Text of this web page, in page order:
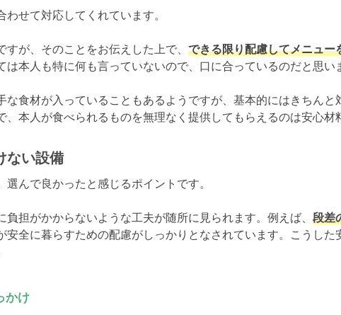
せて対応してくれています。
が、そのことをお伝えした上で、 できる限り配慮してメニュー
は本人も特に何も言っていないので、口に合っているのだと思い
な食材が入っていることもあるようですが、基本的にはきちんと
本人が食べられるものを無理なく提供してもらえるのは安心材
ない設備
んで良かったと感じるポイントです。
担がかからないような工夫が随所に見られます。例えば、 段差
安全に暮らすための配慮がしっかりとなされています。こうした
かけ